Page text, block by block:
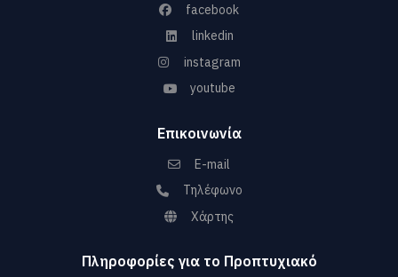
facebook
linkedin
instagram
youtube
Επικοινωνία
E-mail
Τηλέφωνο
Χάρτης
Πληροφορίες για το Προπτυχιακό